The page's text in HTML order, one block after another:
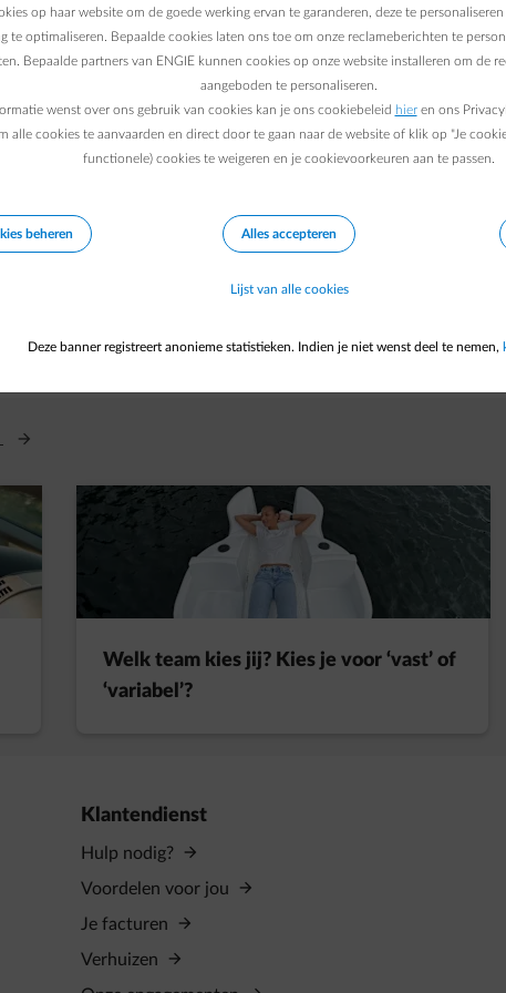
we de dienst activeren zonder dat je een nieuwe ENGIE
verlaat?
Opent in een nieuw tabblad
Welk team kies jij? Kies je voor ‘vast’ of
‘variabel’?
Klantendienst
Hulp nodig?
Voordelen voor jou
Je facturen
Verhuizen
op haar website om de goede werking ervan te garanderen, deze te
te optimaliseren. Bepaalde cookies laten ons toe om onze reclameberichten te
Bepaalde partners van ENGIE kunnen cookies op onze website installeren om de
aangeboden te personaliseren.
wenst over ons gebruik van cookies kan je ons cookiebeleid hieren ons
alle cookies te aanvaarden en direct door te gaan naar de website of klik op "Je
functionele) cookies te weigeren en je cookievoorkeuren aan te passen.
beheren Alles accepteren
Lijst van alle cookies
Deze banner registreert anonieme statistieken. Indien je niet wenst deel te nemen,